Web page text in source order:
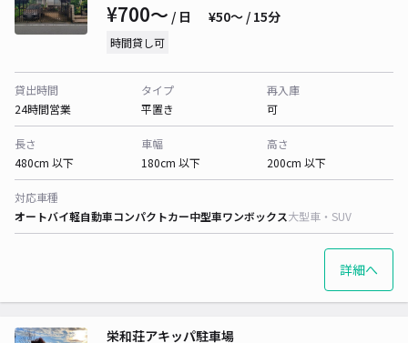
¥700〜 / 日 ¥50〜 / 15分
時間貸し可
貸出時間
24時間営業
タイプ
平置き
再入庫
可
長さ
480cm 以下
車幅
180cm 以下
高さ
200cm 以下
対応車種
オートバイ軽自動車コンパクトカー中型車ワンボックス大型車・SUV
詳細へ
栄和荘アキッパ駐車場